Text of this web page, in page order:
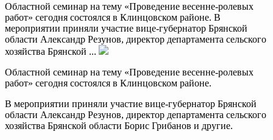
Областной семинар на тему «Проведение весенне-ролевых
работ» сегодня состоялся в Клинцовском районе. В
мероприятии приняли участие вице-губернатор Брянской
области Александр Резунов, директор департамента сельского
хозяйства Брянской ...
Областной семинар на тему «Проведение весенне-ролевых
работ» сегодня состоялся в Клинцовском районе.
В мероприятии приняли участие вице-губернатор Брянской
области Александр Резунов, директор департамента сельского
хозяйства Брянской области Борис Грибанов и другие.